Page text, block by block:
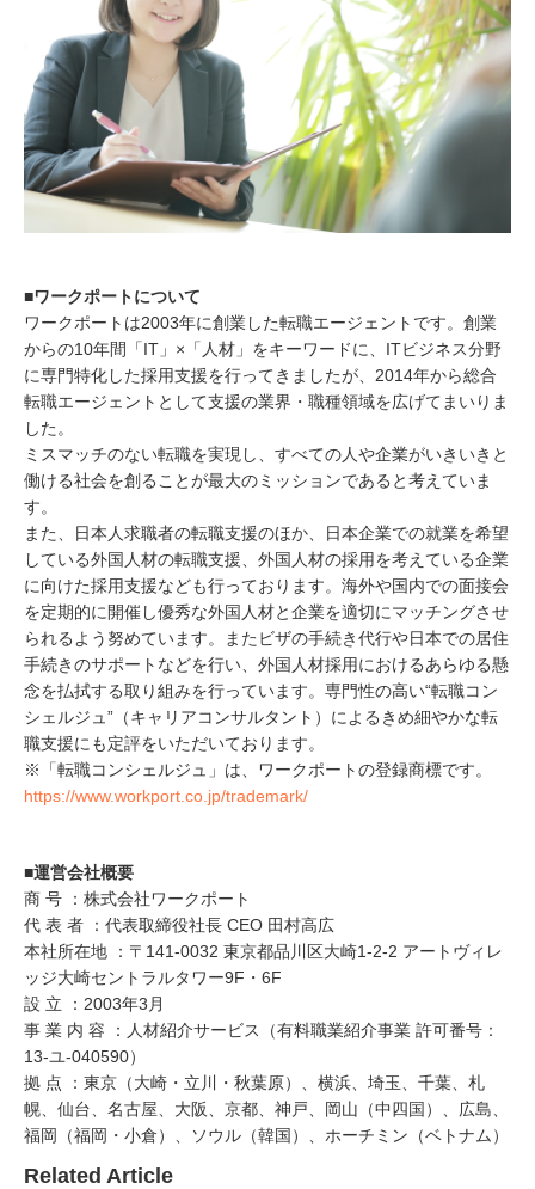
■ワークポートについて
ワークポートは2003年に創業した転職エージェントです。創業
からの10年間「IT」×「人材」をキーワードに、ITビジネス分野
に専門特化した採用支援を行ってきましたが、2014年から総合
転職エージェントとして支援の業界・職種領域を広げてまいりま
した。
ミスマッチのない転職を実現し、すべての人や企業がいきいきと
働ける社会を創ることが最大のミッションであると考えていま
す。
また、日本人求職者の転職支援のほか、日本企業での就業を希望
している外国人材の転職支援、外国人材の採用を考えている企業
に向けた採用支援なども行っております。海外や国内での面接会
を定期的に開催し優秀な外国人材と企業を適切にマッチングさせ
られるよう努めています。またビザの手続き代行や日本での居住
手続きのサポートなどを行い、外国人材採用におけるあらゆる懸
念を払拭する取り組みを行っています。専門性の高い“転職コン
シェルジュ”（キャリアコンサルタント）によるきめ細やかな転
職支援にも定評をいただいております。
※「転職コンシェルジュ」は、ワークポートの登録商標です。
https://www.workport.co.jp/trademark/
■運営会社概要
商 号 ：株式会社ワークポート
代 表 者 ：代表取締役社長 CEO 田村高広
本社所在地 ：〒141-0032 東京都品川区大崎1-2-2 アートヴィレ
ッジ大崎セントラルタワー9F・6F
設 立 ：2003年3月
事 業 内 容 ：人材紹介サービス（有料職業紹介事業 許可番号：
13-ユ-040590）
拠 点 ：東京（大崎・立川・秋葉原）、横浜、埼玉、千葉、札
幌、仙台、名古屋、大阪、京都、神戸、岡山（中四国）、広島、
福岡（福岡・小倉）、ソウル（韓国）、ホーチミン（ベトナム）
Related Article